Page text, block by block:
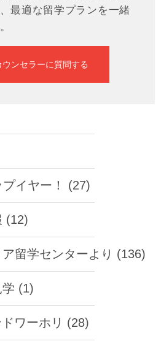
最適な留学プランを一緒
ウンセラーに質問する
イヤー！ (27)
(12)
留学センターより (136)
(1)
ワーホリ (28)